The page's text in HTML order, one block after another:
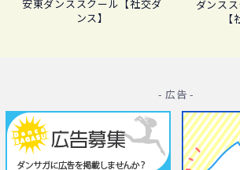
- 広告 -
安東ダンススクール【社交ダ
ンス】
ダンス